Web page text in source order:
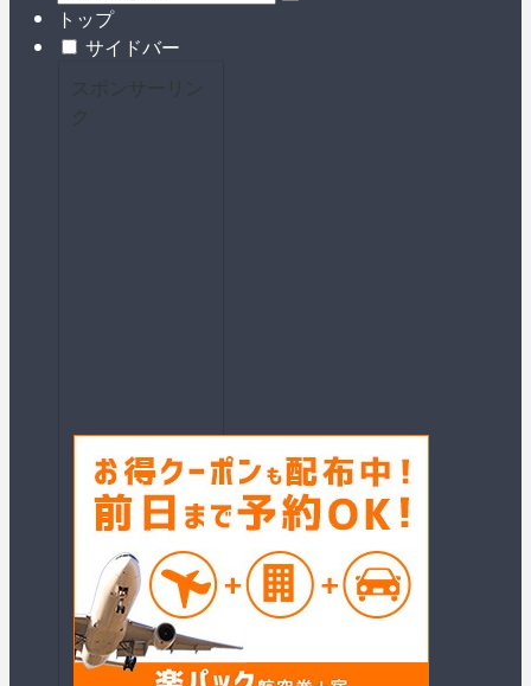
トップ
サイドバー
スポンサーリン
ク